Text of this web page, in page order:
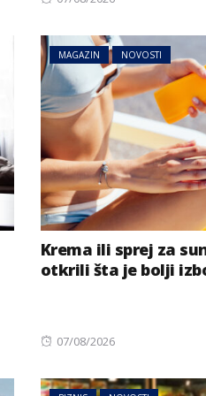
MAGAZIN NOVOSTI
Krema ili sprej za
otkrili šta je bolji
Posted
07/08/2026